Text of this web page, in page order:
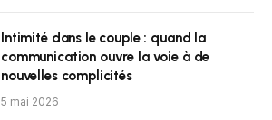
Intimité dans le couple : quand la
communication ouvre la voie à de
nouvelles complicités
5 mai 2026